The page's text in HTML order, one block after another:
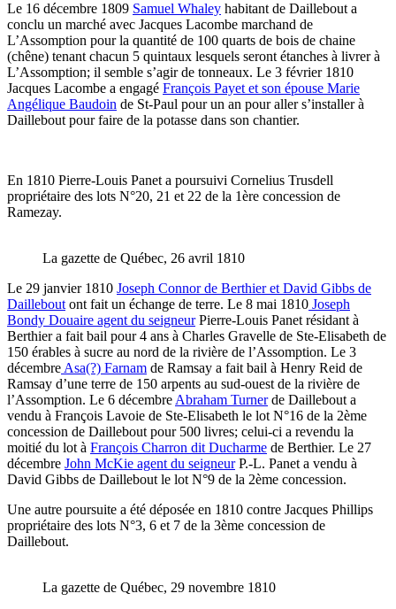
Le 16 décembre 1809 Samuel Whaley habitant de Daillebout a
conclu un marché avec Jacques Lacombe marchand de
L’Assomption pour la quantité de 100 quarts de bois de chaine
(chêne) tenant chacun 5 quintaux lesquels seront étanches à livrer à
L’Assomption; il semble s’agir de tonneaux. Le 3 février 1810
Jacques Lacombe a engagé François Payet et son épouse Marie
Angélique Baudoin de St-Paul pour un an pour aller s’installer à
Daillebout pour faire de la potasse dans son chantier.
En 1810 Pierre-Louis Panet a poursuivi Cornelius Trusdell
propriétaire des lots N°20, 21 et 22 de la 1ère concession de
Ramezay.
La gazette de Québec, 26 avril 1810
Le 29 janvier 1810 Joseph Connor de Berthier et David Gibbs de
Dailleboutont fait un échange de terre. Le 8 mai 1810 Joseph
Bondy Douaire agent du seigneurPierre-Louis Panet résidant à
Berthier a fait bail pour 4 ans à Charles Gravelle de Ste-Elisabeth de
150 érables à sucre au nord de la rivière de l’Assomption. Le 3
décembreAsa(?) Farnam de Ramsay a fait bail à Henry Reid de
Ramsay d’une terre de 150 arpents au sud-ouest de la rivière de
l’Assomption. Le 6 décembreAbraham Turnerde Daillebout a
vendu à François Lavoie de Ste-Elisabeth le lot N°16 de la 2ème
concession de Daillebout pour 500 livres; celui-ci a revendu la
moitié du lot à François Charron dit Ducharme de Berthier. Le 27
décembre John McKie agent du seigneurP.-L. Panet a vendu à
David Gibbs de Daillebout le lot N°9 de la 2ème concession.
Une autre poursuite a été déposée en 1810 contre Jacques Phillips
propriétaire des lots N°3, 6 et 7 de la 3ème concession de
Daillebout.
La gazette de Québec, 29 novembre 1810